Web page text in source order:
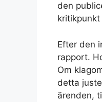
den
Efter den
rapport.
Om
detta
ärenden,